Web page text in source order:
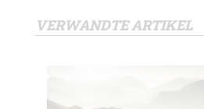
VERWANDTE ARTIKEL